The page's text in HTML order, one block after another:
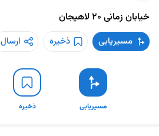
خیابان زمانی 20 لاهیجان
مسیریابی ذخیره ارسال
مسیریابی ذخیره